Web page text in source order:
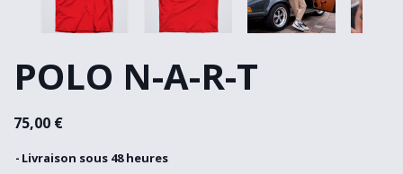
POLO N-A-R-T
75,00 €
Livraison sous 48 heures